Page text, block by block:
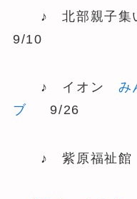
♪ 北部親子集
9/10
♪ イオン み
ブ 9/26
♪ 紫原福祉館